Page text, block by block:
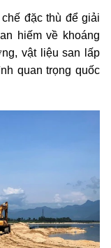
đặc thù để giải
hiếm về khoáng
vật liệu san lấp
quan trọng quốc